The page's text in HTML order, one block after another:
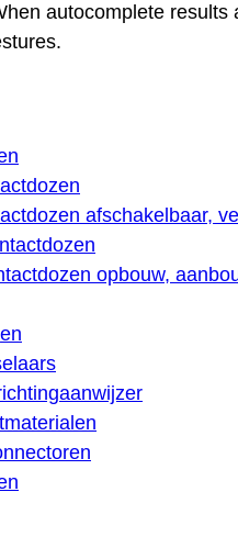
autocomplete results
afschakelbaar,
opbouw,